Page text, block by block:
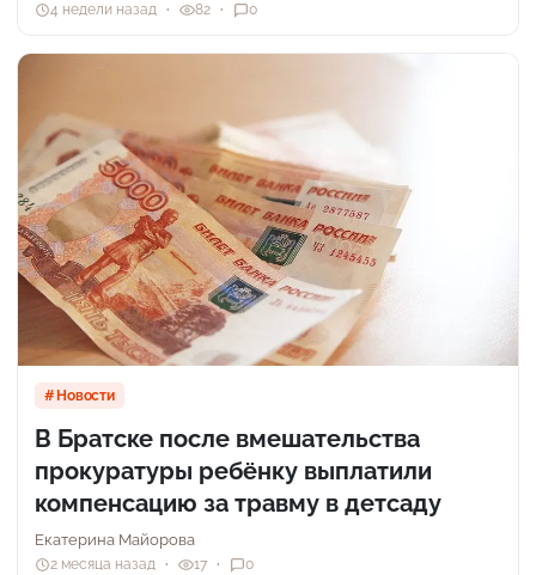
4 недели назад 82 0
Новости
В Братске после вмешательства
прокуратуры ребёнку выплатили
компенсацию за травму в детсаду
Екатерина Майорова
2 месяца назад 17 0